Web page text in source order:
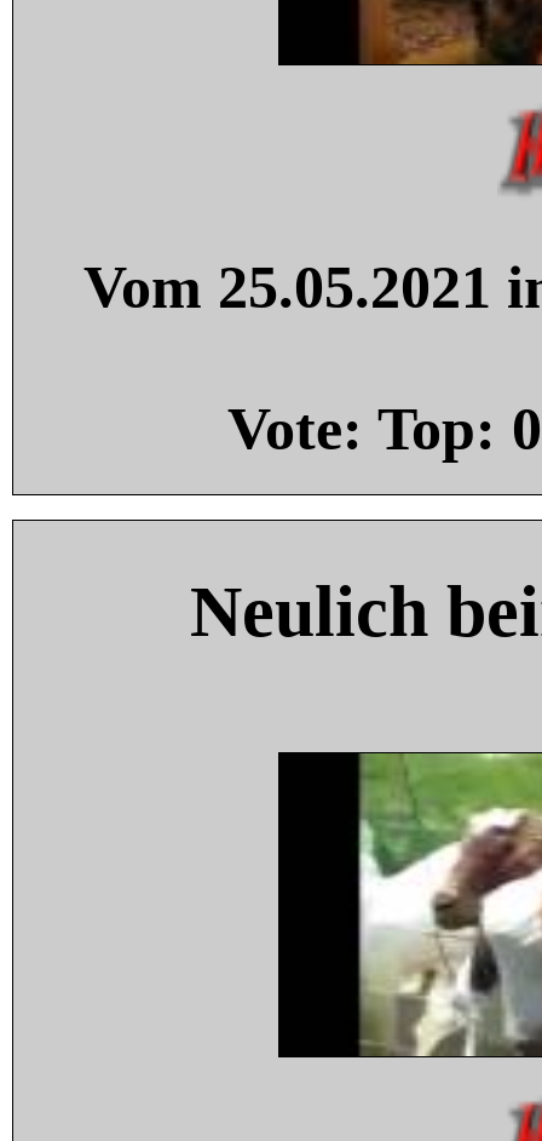
Vom 25.05.2021
Vote: Top: 0
Neulich